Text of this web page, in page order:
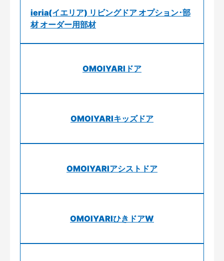
ieria(イエリア) リビングドア オプション･部
材 オーダー用部材
OMOIYARIドア
OMOIYARIキッズドア
OMOIYARIアシストドア
OMOIYARIひきドアW